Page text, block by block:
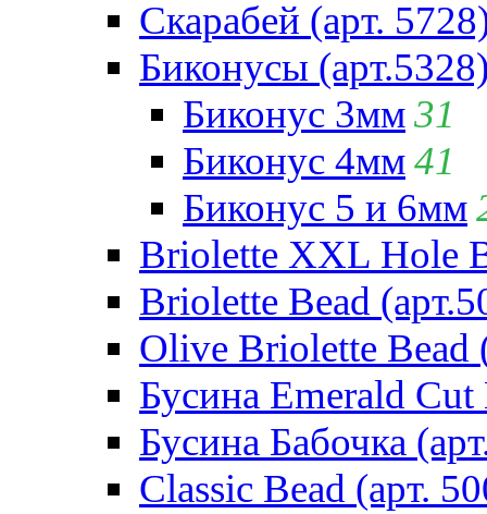
Скарабей (арт.
Биконусы
Биконус 3мм31
Биконус 4мм41
Биконус 5 и 6мм
Briolette XXL Hole
Briolette Bead
Olive Briolette Bead
Бусина Emerald Cut
Бусина Бабочка
Classic Bead (арт.